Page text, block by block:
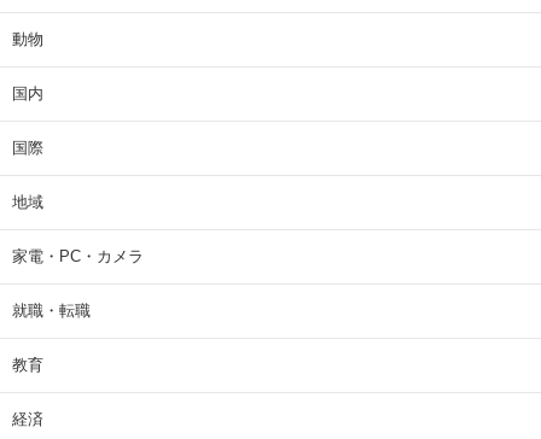
動物
国内
国際
地域
家電・PC・カメラ
就職・転職
教育
経済